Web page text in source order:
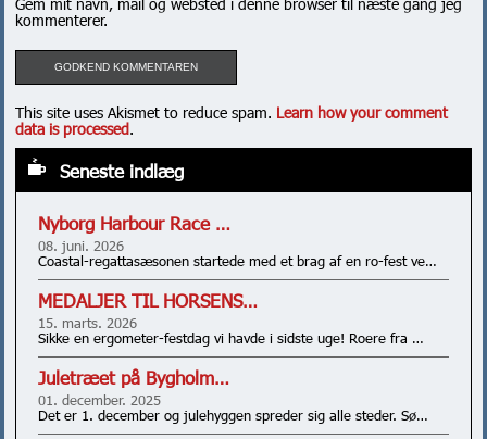
kommenterer.
This site uses Akismet to reduce spam. Learn how your comment
data is processed.
Seneste indlæg
Nyborg Harbour Race …
08. juni. 2026
Coastal-regattasæsonen startede med et brag af en ro-fest ve…
MEDALJER TIL HORSENS…
15. marts. 2026
Sikke en ergometer-festdag vi havde i sidste uge! Roere fra …
Juletræet på Bygholm…
01. december. 2025
Det er 1. december og julehyggen spreder sig alle steder. Sø…